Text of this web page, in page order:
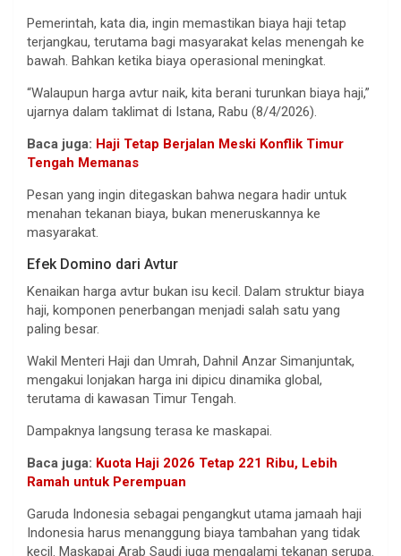
Pemerintah, kata dia, ingin memastikan biaya haji tetap
terjangkau, terutama bagi masyarakat kelas menengah ke
bawah. Bahkan ketika biaya operasional meningkat.
“Walaupun harga avtur naik, kita berani turunkan biaya haji,”
ujarnya dalam taklimat di Istana, Rabu (8/4/2026).
Baca juga: Haji Tetap Berjalan Meski Konflik Timur
Tengah Memanas
Pesan yang ingin ditegaskan bahwa negara hadir untuk
menahan tekanan biaya, bukan meneruskannya ke
masyarakat.
Efek Domino dari Avtur
Kenaikan harga avtur bukan isu kecil. Dalam struktur biaya
haji, komponen penerbangan menjadi salah satu yang
paling besar.
Wakil Menteri Haji dan Umrah, Dahnil Anzar Simanjuntak,
mengakui lonjakan harga ini dipicu dinamika global,
terutama di kawasan Timur Tengah.
Dampaknya langsung terasa ke maskapai.
Baca juga: Kuota Haji 2026 Tetap 221 Ribu, Lebih
Ramah untuk Perempuan
Garuda Indonesia sebagai pengangkut utama jamaah haji
Indonesia harus menanggung biaya tambahan yang tidak
kecil. Maskapai Arab Saudi juga mengalami tekanan serupa.